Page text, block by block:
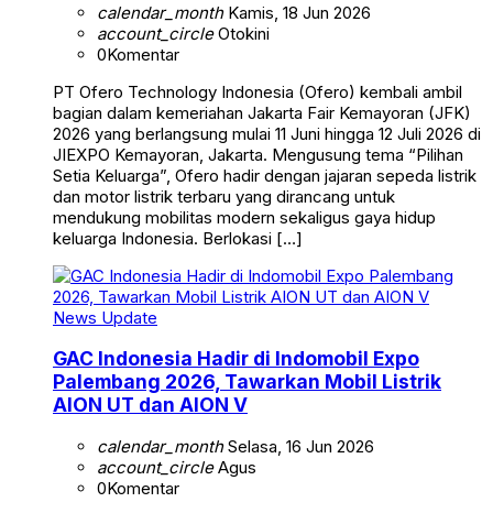
calendar_monthKamis, 18 Jun 2026
account_circleOtokini
0Komentar
PT Ofero Technology Indonesia (Ofero) kembali ambil
bagian dalam kemeriahan Jakarta Fair Kemayoran (JFK)
2026 yang berlangsung mulai 11 Juni hingga 12 Juli 2026 di
JIEXPO Kemayoran, Jakarta. Mengusung tema “Pilihan
Setia Keluarga”, Ofero hadir dengan jajaran sepeda listrik
dan motor listrik terbaru yang dirancang untuk
mendukung mobilitas modern sekaligus gaya hidup
keluarga Indonesia. Berlokasi […]
News Update
GAC Indonesia Hadir di Indomobil Expo
Palembang 2026, Tawarkan Mobil Listrik
AION UT dan AION V
calendar_monthSelasa, 16 Jun 2026
account_circleAgus
0Komentar